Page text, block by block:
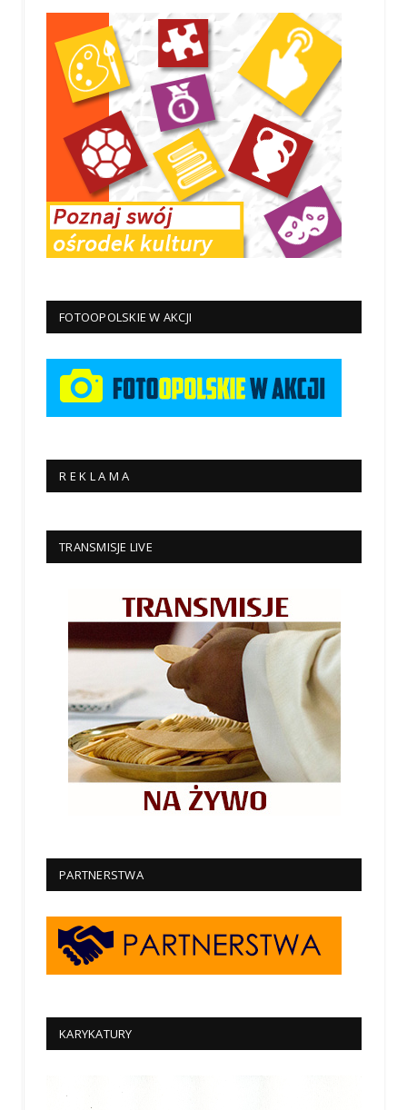
FOTOOPOLSKIE W AKCJI
R E K L A M A
TRANSMISJE LIVE
PARTNERSTWA
KARYKATURY